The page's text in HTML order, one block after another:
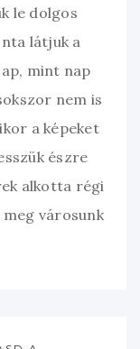
le dolgos
látjuk a
mint nap
nem is
a képeket
észre
alkotta régi
városunk